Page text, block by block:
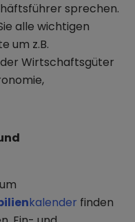
sprechen.
alle wichtigen
um z.B.
Wirtschaftsgüter
kalender finden